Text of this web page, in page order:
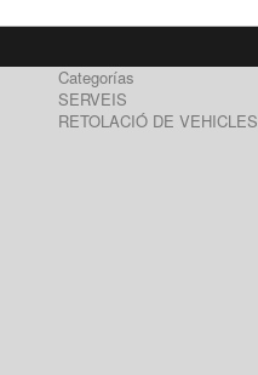
Categorías
SERVEIS
RETOLACIÓ DE VEHICLES